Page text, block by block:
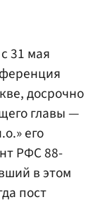
31 мая
досрочно
главы —
его
РФС 88-
в этом
пост